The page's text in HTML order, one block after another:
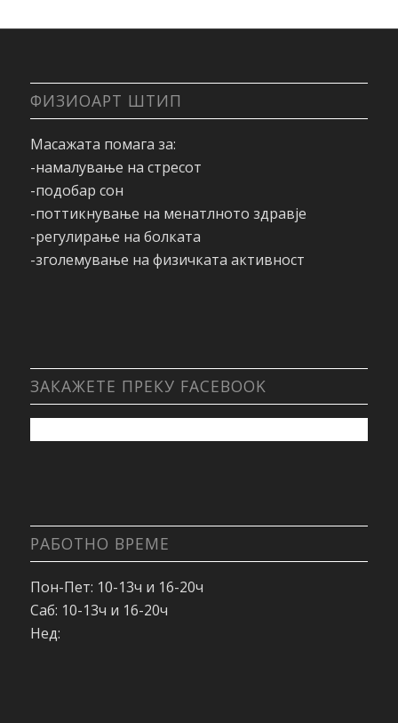
ФИЗИОАРТ ШТИП
Масажата помага за:
-намалување на стресот
-подобар сон
-поттикнување на менатлното здравје
-регулирање на болката
-зголемување на физичката активност
ЗАКАЖЕТЕ ПРЕКУ FACEBOOK
РАБОТНО ВРЕМЕ
Пон-Пет: 10-13ч и 16-20ч
Саб: 10-13ч и 16-20ч
Нед: